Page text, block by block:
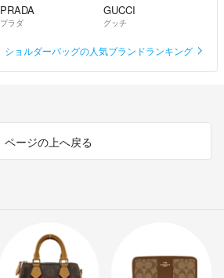
PRADA
プラダ
GUCCI
グッチ
ショルダーバッグの人気ブランドランキング
ページの上へ戻る